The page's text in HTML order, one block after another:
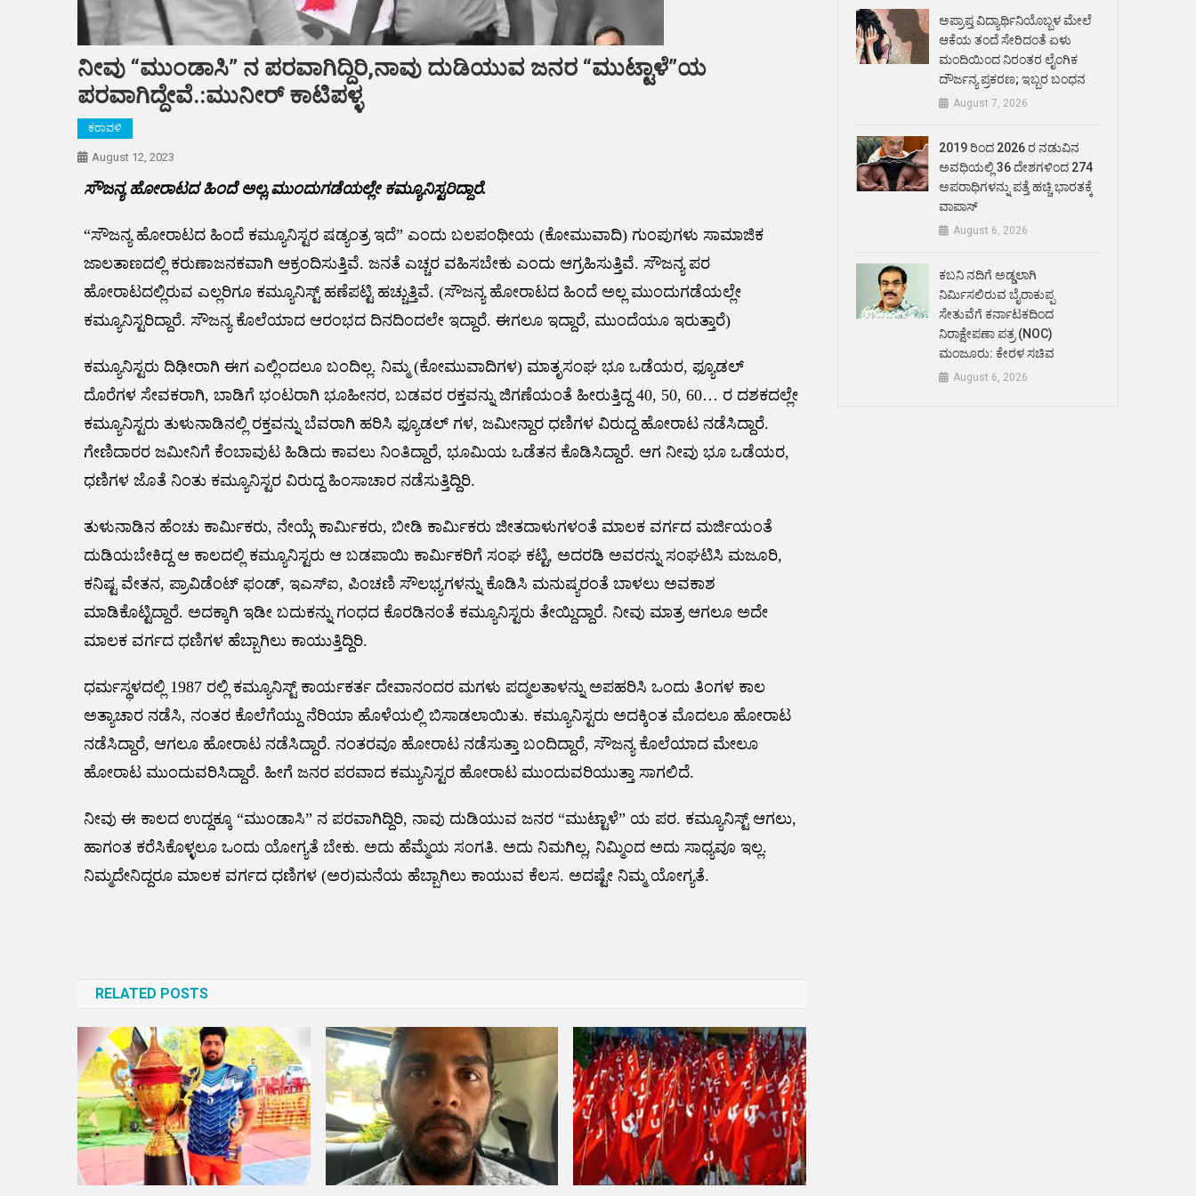
ನೀವು “ಮುಂಡಾಸಿ” ನ ಪರವಾಗಿದ್ದಿರಿ,ನಾವು ದುಡಿಯುವ ಜನರ “ಮುಟ್ಟಾಳೆ”ಯ
ಪರವಾಗಿದ್ದೇವೆ.:ಮುನೀರ್ ಕಾಟಿಪಳ್ಳ
ಕರಾವಳಿ
August 12, 2023
ಸೌಜನ್ಯ ಹೋರಾಟದ ಹಿಂದೆ ಅಲ್ಲ,ಮುಂದುಗಡೆಯಲ್ಲೇ ಕಮ್ಯೂನಿಸ್ಟರಿದ್ದಾರೆ.
“ಸೌಜನ್ಯ ಹೋರಾಟದ ಹಿಂದೆ ಕಮ್ಯೂನಿಸ್ಟರ ಷಡ್ಯಂತ್ರ ಇದೆ” ಎಂದು ಬಲಪಂಥೀಯ (ಕೋಮುವಾದಿ) ಗುಂಪುಗಳು ಸಾಮಾಜಿಕ
ಜಾಲತಾಣದಲ್ಲಿ ಕರುಣಾಜನಕವಾಗಿ ಆಕ್ರಂದಿಸುತ್ತಿವೆ. ಜನತೆ ಎಚ್ಚರ ವಹಿಸಬೇಕು ಎಂದು ಆಗ್ರಹಿಸುತ್ತಿವೆ. ಸೌಜನ್ಯ ಪರ
ಹೋರಾಟದಲ್ಲಿರುವ ಎಲ್ಲರಿಗೂ ಕಮ್ಯೂನಿಸ್ಟ್ ಹಣೆಪಟ್ಟಿ ಹಚ್ಚುತ್ತಿವೆ. (ಸೌಜನ್ಯ ಹೋರಾಟದ ಹಿಂದೆ ಅಲ್ಲ ಮುಂದುಗಡೆಯಲ್ಲೇ
ಕಮ್ಯೂನಿಸ್ಟರಿದ್ದಾರೆ. ಸೌಜನ್ಯ ಕೊಲೆಯಾದ ಆರಂಭದ ದಿನದಿಂದಲೇ ಇದ್ದಾರೆ. ಈಗಲೂ ಇದ್ದಾರೆ, ಮುಂದೆಯೂ ಇರುತ್ತಾರೆ)
ಕಮ್ಯೂನಿಸ್ಟರು ದಿಢೀರಾಗಿ ಈಗ ಎಲ್ಲಿಂದಲೂ ಬಂದಿಲ್ಲ. ನಿಮ್ಮ (ಕೋಮುವಾದಿಗಳ) ಮಾತೃಸಂಘ ಭೂ ಒಡೆಯರ, ಫ್ಯೂಡಲ್
ದೊರೆಗಳ ಸೇವಕರಾಗಿ, ಬಾಡಿಗೆ ಭಂಟರಾಗಿ ಭೂಹೀನರ, ಬಡವರ ರಕ್ತವನ್ನು ಜಿಗಣೆಯಂತೆ ಹೀರುತ್ತಿದ್ದ 40, 50, 60… ರ ದಶಕದಲ್ಲೇ
ಕಮ್ಯೂನಿಸ್ಟರು ತುಳುನಾಡಿನಲ್ಲಿ ರಕ್ತವನ್ನು ಬೆವರಾಗಿ ಹರಿಸಿ ಫ್ಯೂಡಲ್ ಗಳ, ಜಮೀನ್ದಾರ ಧಣಿಗಳ ವಿರುದ್ದ ಹೋರಾಟ ನಡೆಸಿದ್ದಾರೆ.
ಗೇಣಿದಾರರ ಜಮೀನಿಗೆ ಕೆಂಬಾವುಟ ಹಿಡಿದು ಕಾವಲು ನಿಂತಿದ್ದಾರೆ, ಭೂಮಿಯ ಒಡೆತನ ಕೊಡಿಸಿದ್ದಾರೆ. ಆಗ ನೀವು ಭೂ ಒಡೆಯರ,
ಧಣಿಗಳ ಜೊತೆ ನಿಂತು ಕಮ್ಯೂನಿಸ್ಟರ ವಿರುದ್ದ ಹಿಂಸಾಚಾರ ನಡೆಸುತ್ತಿದ್ದಿರಿ.
ತುಳುನಾಡಿನ ಹೆಂಚು ಕಾರ್ಮಿಕರು, ನೇಯ್ಗೆ ಕಾರ್ಮಿಕರು, ಬೀಡಿ ಕಾರ್ಮಿಕರು ಜೀತದಾಳುಗಳಂತೆ ಮಾಲಕ ವರ್ಗದ ಮರ್ಜಿಯಂತೆ
ದುಡಿಯಬೇಕಿದ್ದ ಆ ಕಾಲದಲ್ಲಿ ಕಮ್ಯೂನಿಸ್ಟರು ಆ ಬಡಪಾಯಿ ಕಾರ್ಮಿಕರಿಗೆ ಸಂಘ ಕಟ್ಟಿ, ಅದರಡಿ ಅವರನ್ನು ಸಂಘಟಿಸಿ ಮಜೂರಿ,
ಕನಿಷ್ಟ ವೇತನ, ಪ್ರಾವಿಡೆಂಟ್ ಫಂಡ್, ಇಎಸ್ಐ, ಪಿಂಚಣಿ ಸೌಲಭ್ಯಗಳನ್ನು ಕೊಡಿಸಿ ಮನುಷ್ಯರಂತೆ ಬಾಳಲು ಅವಕಾಶ
ಮಾಡಿಕೊಟ್ಟಿದ್ದಾರೆ. ಅದಕ್ಕಾಗಿ ಇಡೀ ಬದುಕನ್ನು ಗಂಧದ ಕೊರಡಿನಂತೆ ಕಮ್ಯೂನಿಸ್ಟರು ತೇಯ್ದಿದ್ದಾರೆ. ನೀವು ಮಾತ್ರ ಆಗಲೂ ಅದೇ
ಮಾಲಕ ವರ್ಗದ ಧಣಿಗಳ ಹೆಬ್ಬಾಗಿಲು ಕಾಯುತ್ತಿದ್ದಿರಿ.
ಧರ್ಮಸ್ಥಳದಲ್ಲಿ 1987 ರಲ್ಲಿ ಕಮ್ಯೂನಿಸ್ಟ್ ಕಾರ್ಯಕರ್ತ ದೇವಾನಂದರ ಮಗಳು ಪದ್ಮಲತಾಳನ್ನು ಅಪಹರಿಸಿ ಒಂದು ತಿಂಗಳ ಕಾಲ
ಅತ್ಯಾಚಾರ ನಡೆಸಿ, ನಂತರ ಕೊಲೆಗೆಯ್ದು ನೆರಿಯಾ ಹೊಳೆಯಲ್ಲಿ ಬಿಸಾಡಲಾಯಿತು. ಕಮ್ಯೂನಿಸ್ಟರು ಅದಕ್ಕಿಂತ ಮೊದಲೂ ಹೋರಾಟ
ನಡೆಸಿದ್ದಾರೆ, ಆಗಲೂ ಹೋರಾಟ ನಡೆಸಿದ್ದಾರೆ. ನಂತರವೂ ಹೋರಾಟ ನಡೆಸುತ್ತಾ ಬಂದಿದ್ದಾರೆ, ಸೌಜನ್ಯ ಕೊಲೆಯಾದ ಮೇಲೂ
ಹೋರಾಟ ಮುಂದುವರಿಸಿದ್ದಾರೆ. ಹೀಗೆ ಜನರ ಪರವಾದ ಕಮ್ಯುನಿಸ್ಟರ ಹೋರಾಟ ಮುಂದುವರಿಯುತ್ತಾ ಸಾಗಲಿದೆ.
ನೀವು ಈ ಕಾಲದ ಉದ್ದಕ್ಕೂ “ಮುಂಡಾಸಿ” ನ ಪರವಾಗಿದ್ದಿರಿ, ನಾವು ದುಡಿಯುವ ಜನರ “ಮುಟ್ಟಾಳೆ” ಯ ಪರ. ಕಮ್ಯೂನಿಸ್ಟ್ ಆಗಲು,
ಹಾಗಂತ ಕರೆಸಿಕೊಳ್ಳಲೂ ಒಂದು ಯೋಗ್ಯತೆ ಬೇಕು. ಅದು ಹೆಮ್ಮೆಯ ಸಂಗತಿ. ಅದು ನಿಮಗಿಲ್ಲ, ನಿಮ್ಮಿಂದ ಅದು ಸಾಧ್ಯವೂ ಇಲ್ಲ.
ನಿಮ್ಮದೇನಿದ್ದರೂ ಮಾಲಕ ವರ್ಗದ ಧಣಿಗಳ (ಅರ)ಮನೆಯ ಹೆಬ್ಬಾಗಿಲು ಕಾಯುವ ಕೆಲಸ. ಅದಷ್ಟೇ ನಿಮ್ಮ ಯೋಗ್ಯತೆ.
RELATED POSTS
ಅಪ್ರಾಪ್ತ ವಿದ್ಯಾರ್ಥಿನಿಯೊಬ್ಬಳ ಮೇಲೆ
ಆಕೆಯ ತಂದೆ ಸೇರಿದಂತೆ ಏಳು
ಮಂದಿಯಿಂದ ನಿರಂತರ ಲೈಂಗಿಕ
ದೌರ್ಜನ್ಯ ಪ್ರಕರಣ; ಇಬ್ಬರ ಬಂಧನ
August 7, 2026
2019 ರಿಂದ 2026 ರ ನಡುವಿನ
ಅವಧಿಯಲ್ಲಿ 36 ದೇಶಗಳಿಂದ 274
ಅಪರಾಧಿಗಳನ್ನು ಪತ್ತೆ ಹಚ್ಚಿ ಭಾರತಕ್ಕೆ
ವಾಪಾಸ್
August 6, 2026
ಕಬನಿ ನದಿಗೆ ಅಡ್ಡಲಾಗಿ
ನಿರ್ಮಿಸಲಿರುವ ಬೈರಾಕುಪ್ಪ
ಸೇತುವೆಗೆ ಕರ್ನಾಟಕದಿಂದ
ನಿರಾಕ್ಷೇಪಣಾ ಪತ್ರ (NOC)
ಮಂಜೂರು: ಕೇರಳ ಸಚಿವ
August 6, 2026